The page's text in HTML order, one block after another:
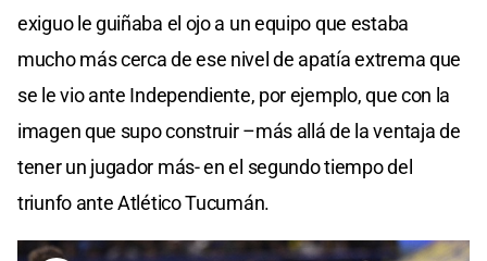
exiguo le guiñaba el ojo a un equipo que estaba
mucho más cerca de ese nivel de apatía extrema que
se le vio ante Independiente, por ejemplo, que con la
imagen que supo construir –más allá de la ventaja de
tener un jugador más- en el segundo tiempo del
triunfo ante Atlético Tucumán.